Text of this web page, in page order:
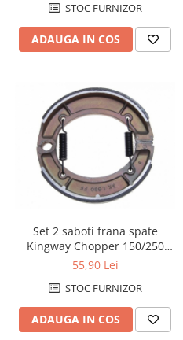
STOC FURNIZOR
ADAUGA IN COS
Set 2 saboti frana spate
Kingway Chopper 150/250
d.160mm
55,90 Lei
STOC FURNIZOR
ADAUGA IN COS